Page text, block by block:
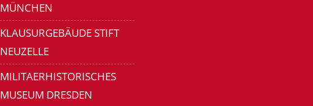
MÜNCHEN
KLAUSURGEBÄUDE STIFT
NEUZELLE
MILITAERHISTORISCHES
MUSEUM DRESDEN